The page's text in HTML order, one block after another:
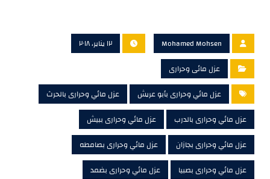
Mohamed Mohsen
١٢ يناير، ٢٠١٨
عزل مائى وحرارى
عزل مائي وحرارى بأبو عريش
عزل مائي وحرارى بالحرث
عزل مائي وحرارى بالدرب
عزل مائي وحرارى ببيش
عزل مائي وحرارى بجازان
عزل مائي وحرارى بصامطه
عزل مائي وحرارى بصبيا
عزل مائي وحرارى بضمد